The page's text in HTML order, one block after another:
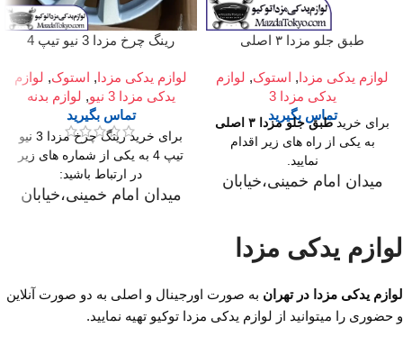
طبق جلو مزدا ۳ اصلی
لوازم یدکی مزدا, استوک, لوازم
یدکی مزدا 3
تماس بگیرید
برای خریدطبق جلو مزدا ۳ اصلی
به یکی از راه های زیر اقدام
نمایید.
میدان امام خمینی،خیابان
،مجتمع تجاری سپهر،طبقه
ساعت کار فروشگاهروزهای
رسمی ساعت 9 الی 19 پنجشنبه
رینگ چرخ مزدا 3 نیو تیپ 4
لوازم یدکی مزدا, استوک, لوازم
یدکی مزدا 3 نیو
, لوازم بدنه
تماس بگیرید
برای خرید رینگ چرخ مزدا 3 نیو
تیپ 4 به یکی از شماره های زیر
در ارتباط باشید:
میدان امام خمینی،خیابان
اول واحد F124
ساعت کار فروشگاه
لوازم یدکی مزدا
لوازم یدکی مزدا در تهران به صورت اورجینال و اصلی به دو صورت آنلاین
و حضوری را میتوانید از لوازم یدکی مزدا توکیو تهیه نمایید.